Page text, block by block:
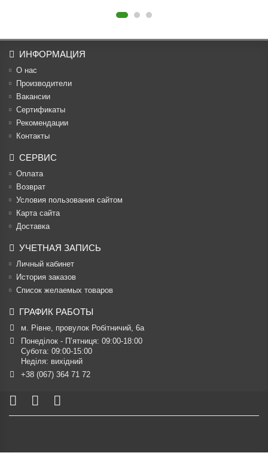
ИНФОРМАЦИЯ
О нас
Производители
Вакансии
Cертификаты
Рекомендации
Контакты
СЕРВИС
Оплата
Возврат
Условия пользования сайтом
Карта сайта
Доставка
УЧЕТНАЯ ЗАПИСЬ
Личный кабинет
История заказов
Список желаемых товаров
ГРАФИК РАБОТЫ
м. Рівне, провулок Робітничий, 6а
Понеділок - П’ятниця: 09:00-18:00
Субота: 09:00-15:00
Неділя: вихідний
+38 (067) 364 71 72